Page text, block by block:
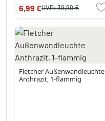
6,99 €UVP:39,99 €
Fletcher Außenwandleuchte
Anthrazit, 1-flammig